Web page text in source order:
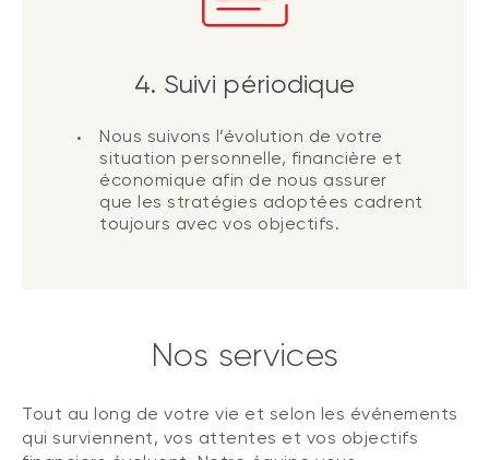
4. Suivi périodique
Nous suivons l’évolution de votre
situation personnelle, financière et
économique afin de nous assurer
que les stratégies adoptées cadrent
toujours avec vos objectifs.
Nos services
Tout au long de votre vie et selon les événements
qui surviennent, vos attentes et vos objectifs